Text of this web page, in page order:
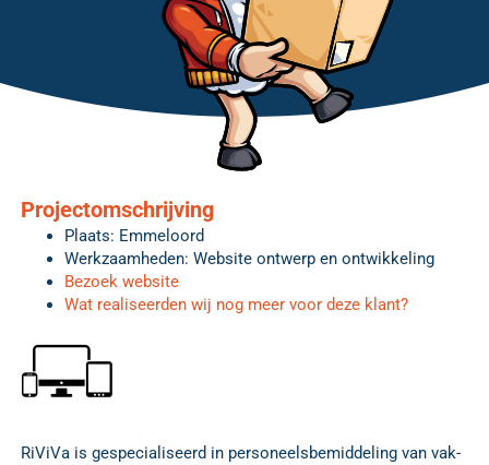
Projectomschrijving
Plaats: Emmeloord
Werkzaamheden: Website ontwerp en ontwikkeling
Bezoek website
Wat realiseerden wij nog meer voor deze klant?
RiViVa is gespecialiseerd in personeelsbemiddeling van vak-